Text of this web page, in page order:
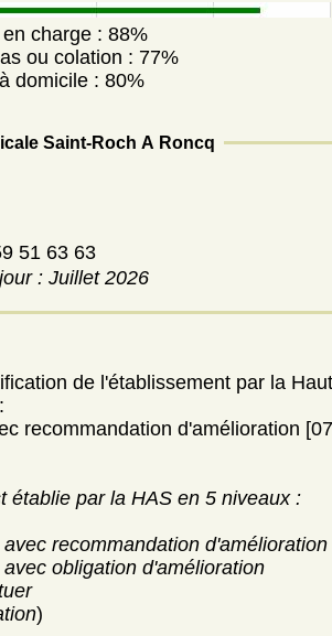
charge : 88%
ou colation : 77%
domicile : 80%
Saint-Roch A Roncq
: 05 59 51 63 63
: Juillet 2026
de l'établissement par la
recommandation d'amélioration
établie par la HAS en 5 niveaux :
recommandation d'amélioration
obligation d'amélioration
)